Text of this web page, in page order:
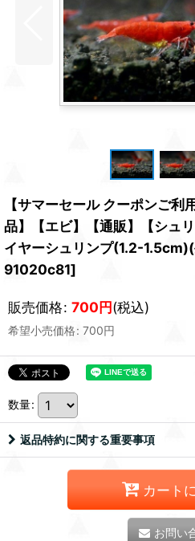
【サマーセール クーポンご
品】【エビ】【通販】【シュ
イヤーシュリンプ(1.2-
91020c81]
販売価格: 700円(税込)
希望小売価格: 700円
数量:
返品特約に関する重要事項
カート
お問い